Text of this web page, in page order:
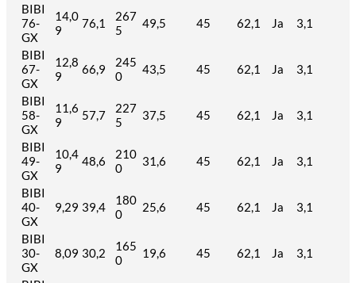
BIBI
76-
GX
14,0
9
76,1
267
5
49,5 45 62,1 Ja 3,1
BIBI
67-
GX
12,8
9
66,9
245
0
43,5 45 62,1 Ja 3,1
BIBI
58-
GX
11,6
9
57,7
227
5
37,5 45 62,1 Ja 3,1
BIBI
49-
GX
10,4
9
48,6
210
0
31,6 45 62,1 Ja 3,1
BIBI
40-
GX
9,29 39,4
180
0
25,6 45 62,1 Ja 3,1
BIBI
30-
GX
8,09 30,2
165
0
19,6 45 62,1 Ja 3,1